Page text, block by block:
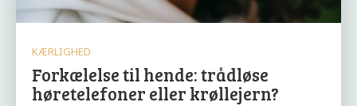
KÆRLIGHED
Forkælelse til hende: trådløse
høretelefoner eller krøllejern?